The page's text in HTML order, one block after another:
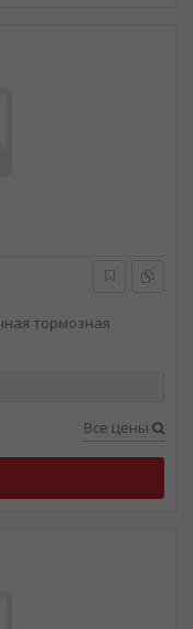
тормозная
Все цены